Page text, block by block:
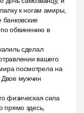
к ногам амиры,
обвинению в
сделал
вашего
посмотрела на
мужчин
физическая сила
прямо здесь,